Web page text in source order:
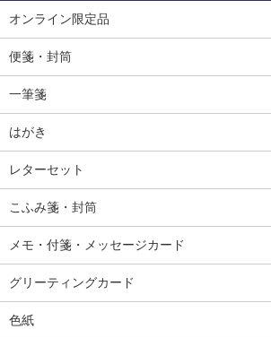
オンライン限定品
便箋・封筒
一筆箋
はがき
レターセット
こふみ箋・封筒
メモ・付箋・メッセージカード
グリーティングカード
色紙